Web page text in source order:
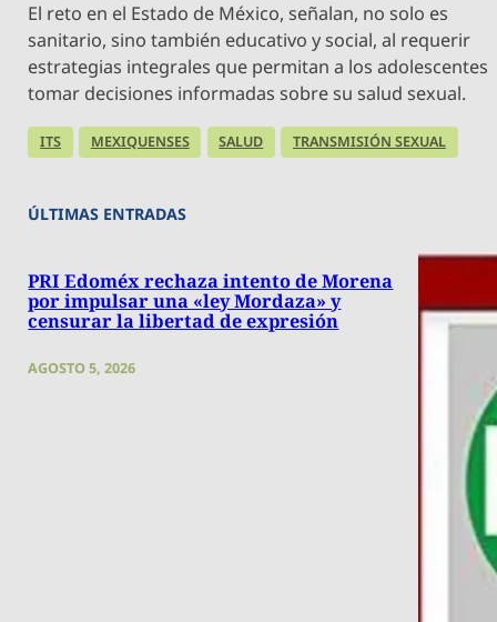
El reto en el Estado de México, señalan, no solo es
sanitario, sino también educativo y social, al requerir
estrategias integrales que permitan a los adolescentes
tomar decisiones informadas sobre su salud sexual.
ITS MEXIQUENSES SALUD TRANSMISIÓN SEXUAL
ÚLTIMAS ENTRADAS
PRI Edoméx rechaza intento de Morena
por impulsar una «ley Mordaza» y
censurar la libertad de expresión
AGOSTO 5, 2026